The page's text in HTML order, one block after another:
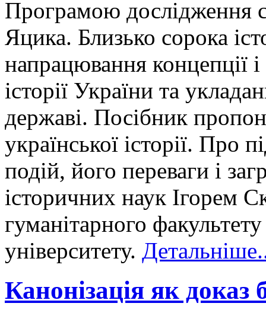
Програмою дослідження
Яцика. Близько сорока
напрацювання концепції
історії України та
державі. Посібник
української історії. Про
подій, його переваги і
історичних наук Ігорем
гуманітарного
університету.
Канонізація як доказ